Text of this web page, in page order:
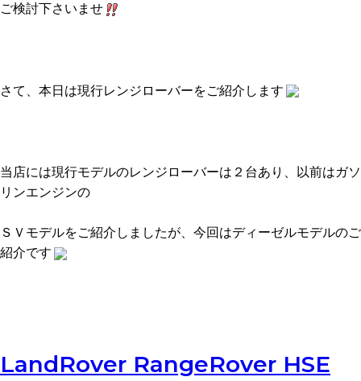
ご検討下さいませ
さて、本日は現行レンジローバーをご紹介します
当店には現行モデルのレンジローバーは２台あり、以前はガソ
リンエンジンの
ＳＶモデルをご紹介しましたが、今回はディーゼルモデルのご
紹介です
LandRover RangeRover HSE